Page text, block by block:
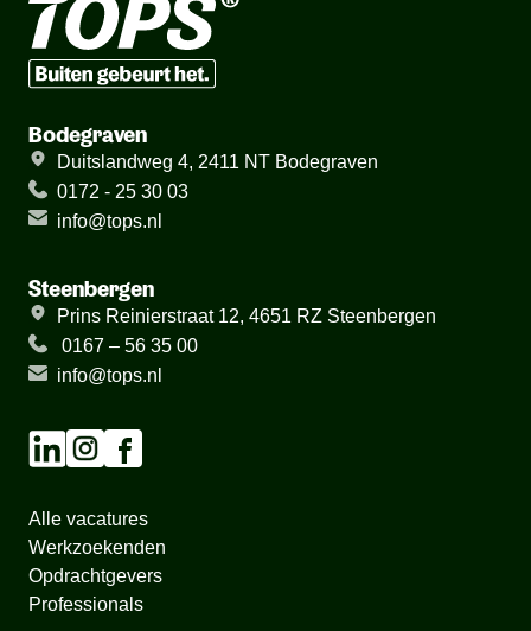
Bodegraven
Duitslandweg 4, 2411 NT Bodegraven
0172 - 25 30 03
info@tops.nl
Steenbergen
Prins Reinierstraat 12, 4651 RZ Steenbergen
0167 – 56 35 00
info@tops.nl
Alle vacatures
Werkzoekenden
Opdrachtgevers
Professionals